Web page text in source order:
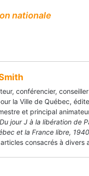
nationale
conférencier,
la Ville de Québec,
et principal
jour J à la libération de
et la France libre,
consacrés à divers